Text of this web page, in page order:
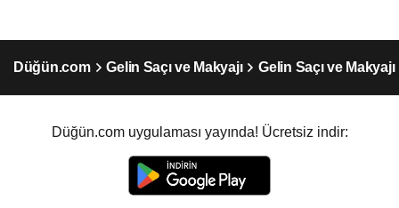
Düğün.com Gelin Saçı ve Makyajı Gelin Saçı ve Makyajı
Düğün.com uygulaması yayında! Ücretsiz indir: